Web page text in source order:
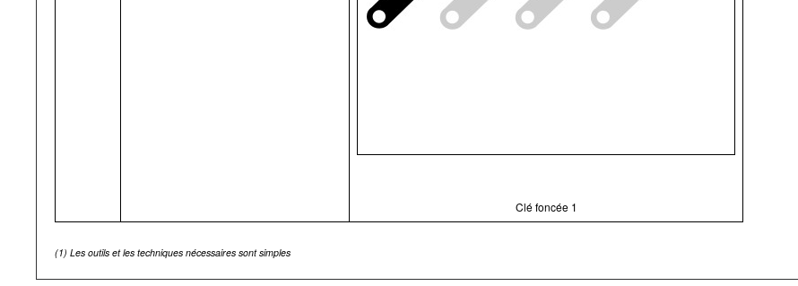
Clé foncée 1
(1) Les outils et les techniques nécessaires sont simples